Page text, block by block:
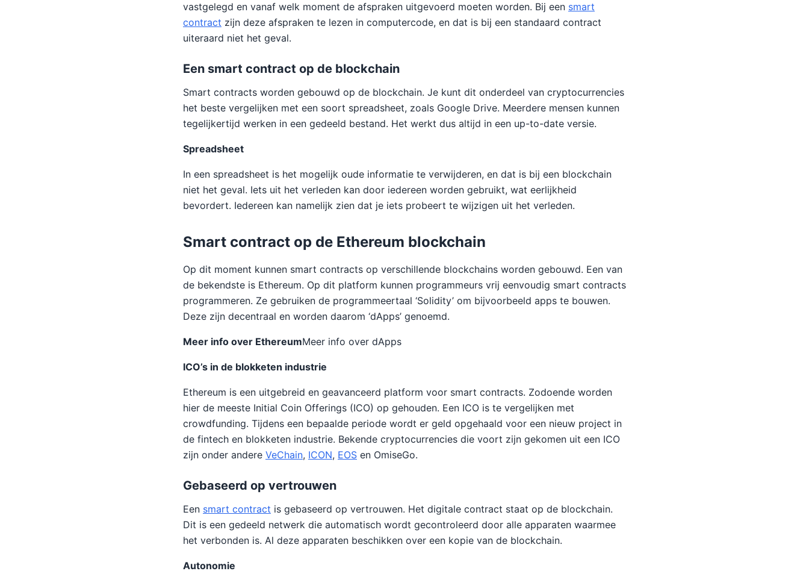
vastgelegd en vanaf welk moment de afspraken uitgevoerd moeten worden. Bij een smart
contract zijn deze afspraken te lezen in computercode, en dat is bij een standaard contract
uiteraard niet het geval.
Een smart contract op de blockchain
Smart contracts worden gebouwd op de blockchain. Je kunt dit onderdeel van cryptocurrencies
het beste vergelijken met een soort spreadsheet, zoals Google Drive. Meerdere mensen kunnen
tegelijkertijd werken in een gedeeld bestand. Het werkt dus altijd in een up-to-date versie.
Spreadsheet
In een spreadsheet is het mogelijk oude informatie te verwijderen, en dat is bij een blockchain
niet het geval. Iets uit het verleden kan door iedereen worden gebruikt, wat eerlijkheid
bevordert. Iedereen kan namelijk zien dat je iets probeert te wijzigen uit het verleden.
Smart contract op de Ethereum blockchain
Op dit moment kunnen smart contracts op verschillende blockchains worden gebouwd. Een van
de bekendste is Ethereum. Op dit platform kunnen programmeurs vrij eenvoudig smart contracts
programmeren. Ze gebruiken de programmeertaal ‘Solidity’ om bijvoorbeeld apps te bouwen.
Deze zijn decentraal en worden daarom ‘dApps’ genoemd.
Meer info over EthereumMeer info over dApps
ICO’s in de blokketen industrie
Ethereum is een uitgebreid en geavanceerd platform voor smart contracts. Zodoende worden
hier de meeste Initial Coin Offerings (ICO) op gehouden. Een ICO is te vergelijken met
crowdfunding. Tijdens een bepaalde periode wordt er geld opgehaald voor een nieuw project in
de fintech en blokketen industrie. Bekende cryptocurrencies die voort zijn gekomen uit een ICO
zijn onder andere VeChain, ICON, EOS en OmiseGo.
Gebaseerd op vertrouwen
Een smart contract is gebaseerd op vertrouwen. Het digitale contract staat op de blockchain.
Dit is een gedeeld netwerk die automatisch wordt gecontroleerd door alle apparaten waarmee
het verbonden is. Al deze apparaten beschikken over een kopie van de blockchain.
Autonomie